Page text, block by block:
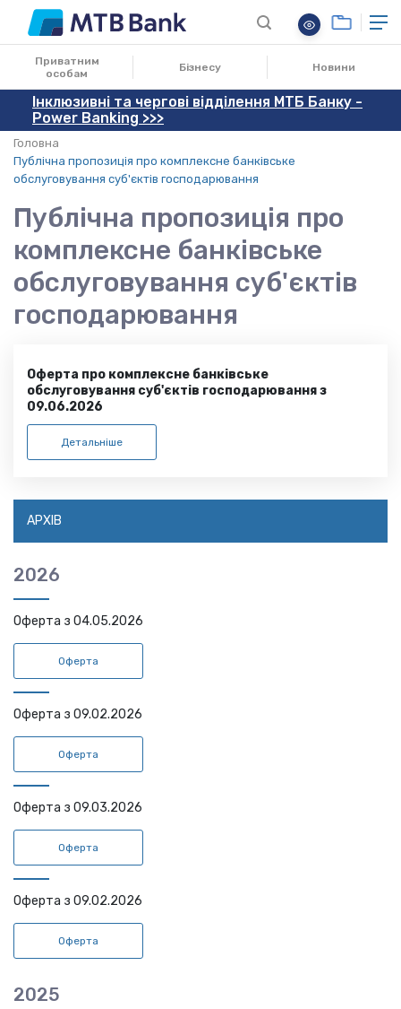
Приватним
особам
Бізнесу Новини
Інклюзивні та чергові відділення МТБ Банку -
Power Banking >>>
Головна
Публічна пропозиція про комплексне банківське
обслуговування суб'єктів господарювання
Публічна пропозиція про
комплексне банківське
обслуговування суб'єктів
господарювання
Оферта про комплексне банківське
обслуговування суб'єктів господарювання з
09.06.2026
Детальніше
АРХІВ
2026
Оферта з 04.05.2026
Оферта
Оферта з 09.02.2026
Оферта
Оферта з 09.03.2026
Оферта
Оферта з 09.02.2026
Оферта
2025